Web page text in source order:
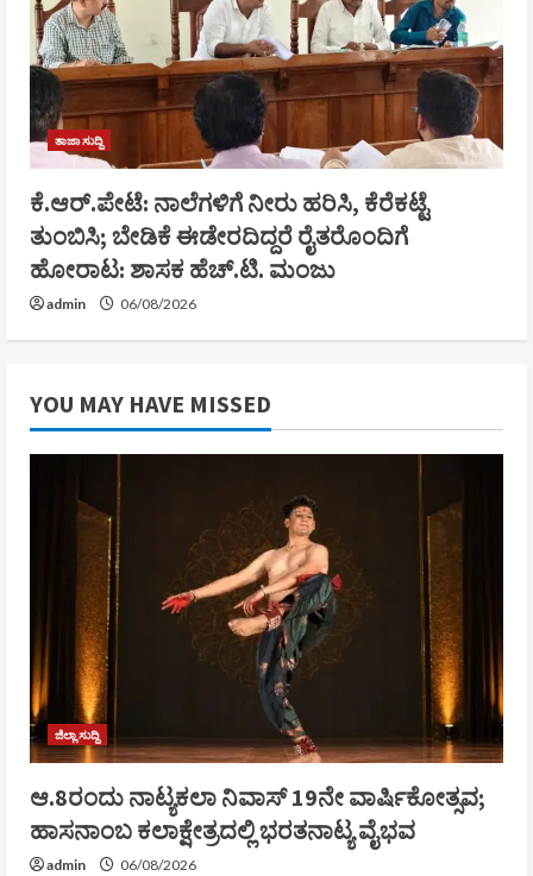
ತಾಜಾ ಸುದ್ದಿ
ಕೆ.ಆರ್.ಪೇಟೆ: ನಾಲೆಗಳಿಗೆ ನೀರು ಹರಿಸಿ, ಕೆರೆಕಟ್ಟೆ
ತುಂಬಿಸಿ; ಬೇಡಿಕೆ ಈಡೇರದಿದ್ದರೆ ರೈತರೊಂದಿಗೆ
ಹೋರಾಟ: ಶಾಸಕ ಹೆಚ್.ಟಿ. ಮಂಜು
admin 06/08/2026
YOU MAY HAVE MISSED
ಜಿಲ್ಲಾ ಸುದ್ದಿ
ಆ.8ರಂದು ನಾಟ್ಯಕಲಾ ನಿವಾಸ್ 19ನೇ ವಾರ್ಷಿಕೋತ್ಸವ;
ಹಾಸನಾಂಬ ಕಲಾಕ್ಷೇತ್ರದಲ್ಲಿ ಭರತನಾಟ್ಯ ವೈಭವ
admin 06/08/2026